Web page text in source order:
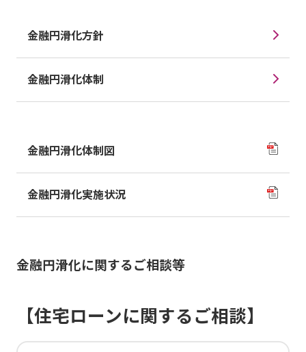
金融円滑化方針
金融円滑化体制
金融円滑化体制図
金融円滑化実施状況
金融円滑化に関するご相談等
【住宅ローンに関するご相談】